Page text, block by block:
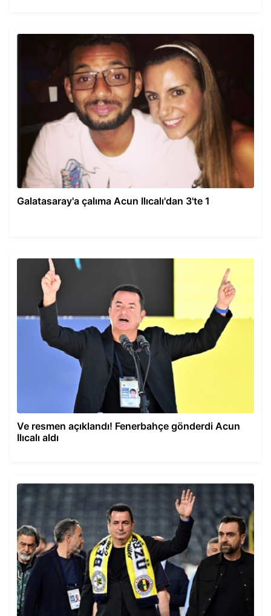
Galatasaray'a çalıma Acun Ilıcalı'dan 3'te 1
Ve resmen açıklandı! Fenerbahçe gönderdi Acun
Ilıcalı aldı